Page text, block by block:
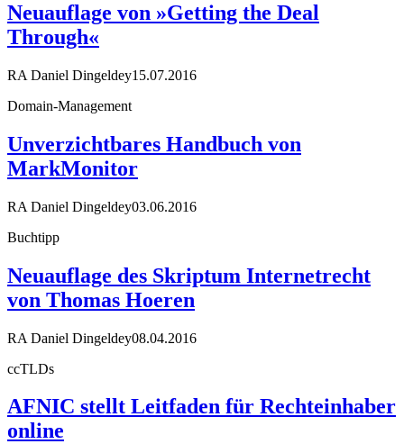
Neuauflage von »Getting the Deal
Through«
RA Daniel Dingeldey15.07.2016
Domain-Management
Unverzichtbares Handbuch von
MarkMonitor
RA Daniel Dingeldey03.06.2016
Buchtipp
Neuauflage des Skriptum Internetrecht
von Thomas Hoeren
RA Daniel Dingeldey08.04.2016
ccTLDs
AFNIC stellt Leitfaden für Rechteinhaber
online